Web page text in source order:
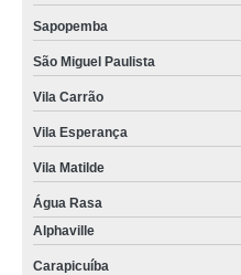
Sapopemba
São Miguel Paulista
Vila Carrão
Vila Esperança
Vila Matilde
Água Rasa
Alphaville
Carapicuíba